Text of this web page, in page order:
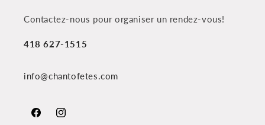
Contactez-nous pour organiser un rendez-vous!
418 627-1515
info@chantofetes.com
FacebookInstagram